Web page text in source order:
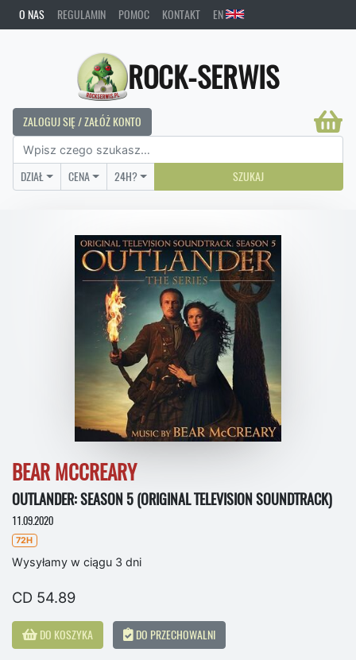
O NAS REGULAMIN POMOC KONTAKT EN
ROCK-SERWIS
ZALOGUJ SIĘ / ZAŁÓŻ KONTO
DZIAŁ CENA 24H? SZUKAJ
BEAR MCCREARY
OUTLANDER: SEASON 5 (ORIGINAL TELEVISION SOUNDTRACK)
11.09.2020
72H
Wysyłamy w ciągu 3 dni
CD 54.89
DO KOSZYKA DO PRZECHOWALNI